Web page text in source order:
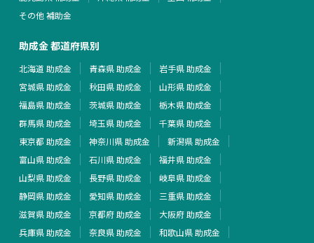
その他 補助金
助成金 都道府県別
北海道 助成金 青森県 助成金
岩手県 助成金
宮城県 助成金
秋田県 助成金
山形県 助成金
福島県 助成金
茨城県 助成金
栃木県 助成金
群馬県 助成金
埼玉県 助成金
千葉県 助成金
東京都 助成金
神奈川県 助成金
新潟県 助成金
富山県 助成金
石川県 助成金
福井県 助成金
山梨県 助成金
長野県 助成金
岐阜県 助成金
静岡県 助成金
愛知県 助成金
三重県 助成金
滋賀県 助成金
京都府 助成金
大阪府 助成金
兵庫県 助成金
奈良県 助成金
和歌山県 助成金